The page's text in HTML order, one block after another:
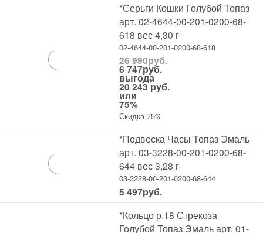
*Серьги Кошки Голубой Топаз
арт. 02-4644-00-201-0200-68-
618 вес 4,30 г
02-4644-00-201-0200-68-618
26 990руб.
6 747руб.
выгода
20 243 руб.
или
75%
Скидка 75%
*Подвеска Часы Топаз Эмаль
арт. 03-3228-00-201-0200-68-
644 вес 3,28 г
03-3228-00-201-0200-68-644
5 497руб.
*Кольцо р.18 Стрекоза
Голубой Топаз Эмаль арт. 01-